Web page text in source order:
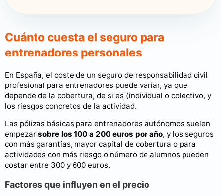
Cuánto cuesta el seguro para
entrenadores personales
En España, el coste de un seguro de responsabilidad civil
profesional para entrenadores puede variar, ya que
depende de la cobertura, de si es (individual o colectivo, y
los riesgos concretos de la actividad.
Las pólizas básicas para entrenadores autónomos suelen
empezar sobre los 100 a 200 euros por año, y los seguros
con más garantías, mayor capital de cobertura o para
actividades con más riesgo o número de alumnos pueden
costar entre 300 y 600 euros.
Factores que influyen en el precio